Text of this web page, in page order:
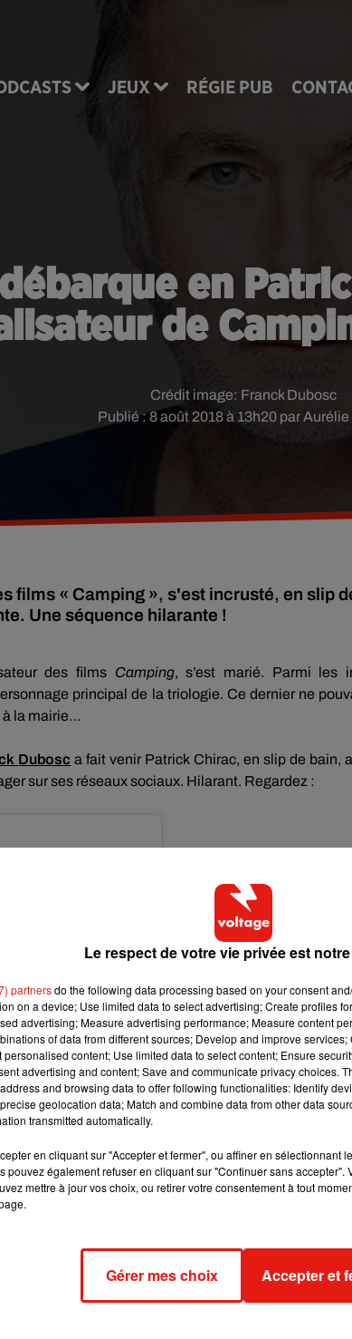
JEUX RÉGIE PUB
en
de
Publié : 8 août 2018 à 13h20 par
Crédit image: Franck Dubosc
films « Camping », s'est incrusté, en slip
Une séquence hilarante !
des films Camping, s’est marié.
Parmi les
principal de la triologie. Ce dernier ne
à la mairie…
Dubosc a fait venir Patrick Chirac, en slip de bain,
sur ses réseaux sociaux. Hilarant. Regardez :
Le respect de votre vie privée est
partnersdo the following data processing based on your consent
on a device; Use limited data to select advertising; Create profiles
advertising; Measure advertising performance; Measure content
of data from different sources; Develop and improve
personalised content; Use limited data to select content; Ensure
advertising and content; Save and communicate privacy choices.
and browsing data to offer following functionalities: Identify
geolocation data; Match and combine data from other data
transmitted automatically.
en cliquant sur "Accepter et fermer", ou affiner en sélectionnant
pouvez également refuser en cliquant sur "Continuer sans
mettre à jour vos choix, ou retirer votre consentement à tout
Gérer mes choix Accepter et